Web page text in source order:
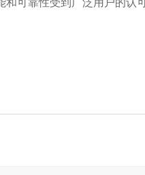
可靠性受到广泛用户的认